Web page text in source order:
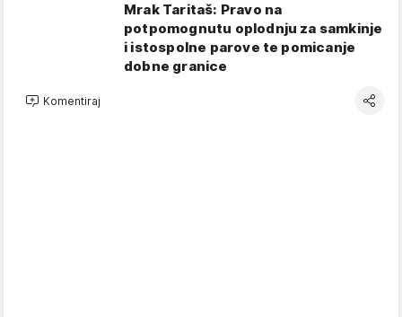
Mrak Taritaš: Pravo na
potpomognutu oplodnju za samkinje
i istospolne parove te pomicanje
dobne granice
Komentiraj